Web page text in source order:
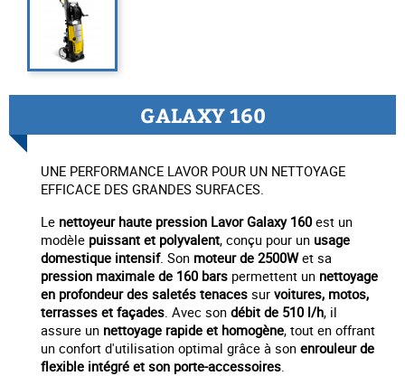
GALAXY 160
UNE PERFORMANCE LAVOR POUR UN NETTOYAGE
EFFICACE DES GRANDES SURFACES.
Le nettoyeur haute pression Lavor Galaxy 160 est un
modèle puissant et polyvalent, conçu pour un usage
domestique intensif. Son moteur de 2500Wet sa
pression maximale de 160 bars permettent un nettoyage
en profondeur des saletés tenaces sur voitures, motos,
terrasses et façades. Avec son débit de 510 l/h, il
assure un nettoyage rapide et homogène, tout en offrant
un confort d'utilisation optimal grâce à son enrouleur de
flexible intégré et son porte-accessoires.